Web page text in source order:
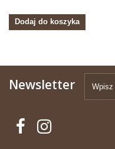
Dodaj do koszyka
Newsletter